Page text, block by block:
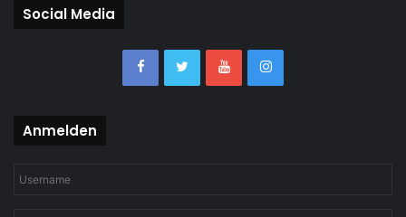
Social Media
Anmelden